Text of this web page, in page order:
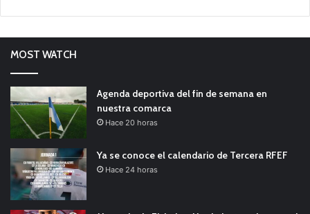
MOST WATCH
Agenda deportiva del fin de semana en
nuestra comarca
Hace 20 horas
Ya se conoce el calendario de Tercera RFEF
Hace 24 horas